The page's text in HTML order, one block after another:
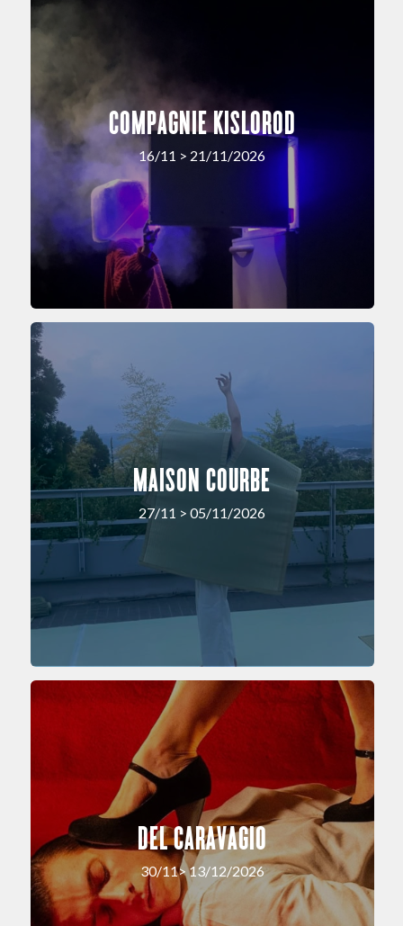
COMPAGNIE KISLOROD
16/11 > 21/11/2026
MAISON COURBE
27/11 > 05/11/2026
DEL CARAVAGIO
30/11> 13/12/2026